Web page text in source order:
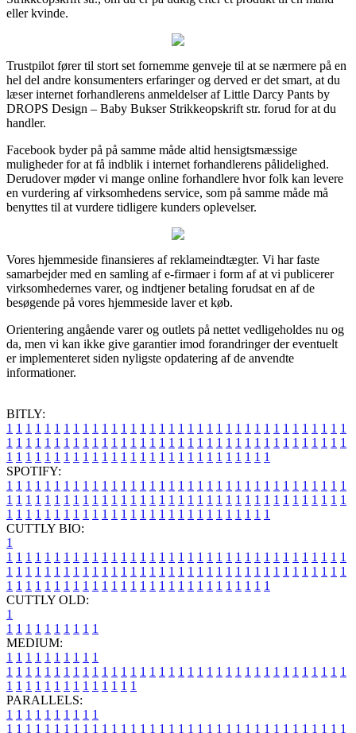
eller kvinde.
Trustpilot fører til stort set fornemme genveje til at se nærmere på en
hel del andre konsumenters erfaringer og derved er det smart, at du
læser internet forhandlerens anmeldelser af Little Darcy Pants by
DROPS Design – Baby Bukser Strikkeopskrift str. forud for at du
handler.
Facebook byder på på samme måde altid hensigtsmæssige
muligheder for at få indblik i internet forhandlerens pålidelighed.
Derudover møder vi mange online forhandlere hvor folk kan levere
en vurdering af virksomhedens service, som på samme måde må
benyttes til at vurdere tidligere kunders oplevelser.
Vores hjemmeside finansieres af reklameindtægter. Vi har faste
samarbejder med en samling af e-firmaer i form af at vi publicerer
virksomhedernes varer, og indtjener betaling forudsat en af de
besøgende på vores hjemmeside laver et køb.
Orientering angående varer og outlets på nettet vedligeholdes nu og
da, men vi kan ikke give garantier imod forandringer der eventuelt
er implementeret siden nyligste opdatering af de anvendte
informationer.
BITLY:
1 1 1 1 1 1 1 1 1 1 1 1 1 1 1 1 1 1 1 1 1 1 1 1 1 1 1 1 1 1 1 1 1 1 1 1
1 1 1 1 1 1 1 1 1 1 1 1 1 1 1 1 1 1 1 1 1 1 1 1 1 1 1 1 1 1 1 1 1 1 1 1
1 1 1 1 1 1 1 1 1 1 1 1 1 1 1 1 1 1 1 1 1 1 1 1 1 1 1 1
SPOTIFY:
1 1 1 1 1 1 1 1 1 1 1 1 1 1 1 1 1 1 1 1 1 1 1 1 1 1 1 1 1 1 1 1 1 1 1 1
1 1 1 1 1 1 1 1 1 1 1 1 1 1 1 1 1 1 1 1 1 1 1 1 1 1 1 1 1 1 1 1 1 1 1 1
1 1 1 1 1 1 1 1 1 1 1 1 1 1 1 1 1 1 1 1 1 1 1 1 1 1 1 1
CUTTLY BIO:
1
1 1 1 1 1 1 1 1 1 1 1 1 1 1 1 1 1 1 1 1 1 1 1 1 1 1 1 1 1 1 1 1 1 1 1 1
1 1 1 1 1 1 1 1 1 1 1 1 1 1 1 1 1 1 1 1 1 1 1 1 1 1 1 1 1 1 1 1 1 1 1 1
1 1 1 1 1 1 1 1 1 1 1 1 1 1 1 1 1 1 1 1 1 1 1 1 1 1 1 1
CUTTLY OLD:
1
1 1 1 1 1 1 1 1 1 1
MEDIUM:
1 1 1 1 1 1 1 1 1 1
1 1 1 1 1 1 1 1 1 1 1 1 1 1 1 1 1 1 1 1 1 1 1 1 1 1 1 1 1 1 1 1 1 1 1 1
1 1 1 1 1 1 1 1 1 1 1 1 1 1
PARALLELS:
1 1 1 1 1 1 1 1 1 1
1 1 1 1 1 1 1 1 1 1 1 1 1 1 1 1 1 1 1 1 1 1 1 1 1 1 1 1 1 1 1 1 1 1 1 1